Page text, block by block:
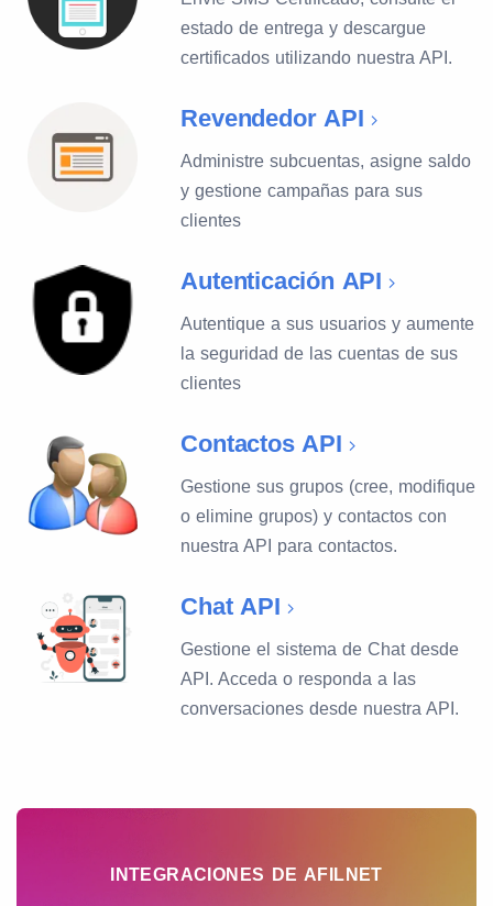
estado de entrega y descargue
certificados utilizando nuestra API.
Revendedor API
Administre subcuentas, asigne saldo
y gestione campañas para sus
clientes
Autenticación API
Autentique a sus usuarios y aumente
la seguridad de las cuentas de sus
clientes
Contactos API
Gestione sus grupos (cree, modifique
o elimine grupos) y contactos con
nuestra API para contactos.
Chat API
Gestione el sistema de Chat desde
API. Acceda o responda a las
conversaciones desde nuestra API.
INTEGRACIONES DE AFILNET